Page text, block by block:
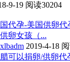
9-19 阅读30204
代孕-美国供卵
卵女孩（...
2019-4-18
可以捐卵/供卵代